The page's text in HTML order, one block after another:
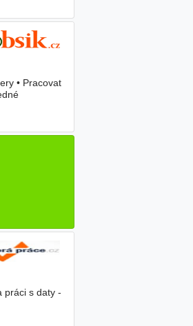
• Pracovat
práci s daty -